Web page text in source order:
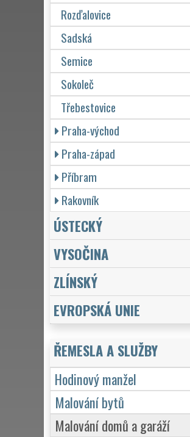
HODINOVÝ
EXTRA MANŽEL
služby hodinového
přivrtání poličky, až
zárukou kvalitně
Mám zájem o
Rozďalovice
Sadská
Semice
Sokoleč
Třebestovice
Praha-východ
Praha-západ
Příbram
Rakovník
ÚSTECKÝ
VYSOČINA
ZLÍNSKÝ
EVROPSKÁ UNIE
ŘEMESLA A SLUŽBY
Hodinový manžel
Malování bytů
Malování domů a garáží